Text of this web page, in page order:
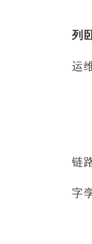
列
运
链
字